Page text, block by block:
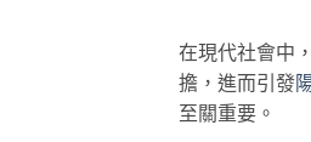
在現代社會中
擔，進而引發
至關重要。